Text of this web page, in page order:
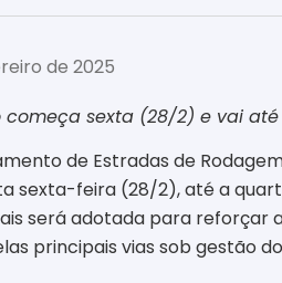
de 2025
sexta (28/2) e vai
de Estradas de
sexta-feira (28/2), até a
será adotada para reforçar
principais vias sob gestão